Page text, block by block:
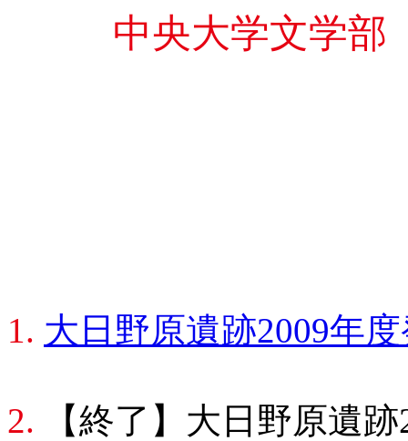
中央大学文学
1. 大日野原遺跡2009年
2.
【終了】大日野原遺